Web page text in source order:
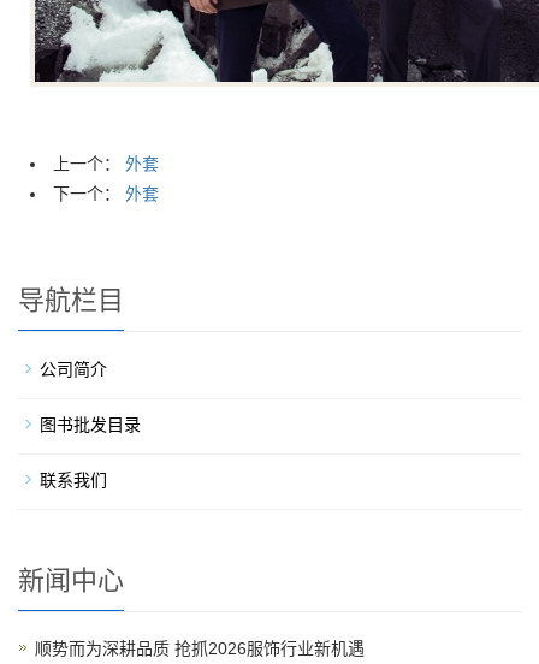
上一个： 外套
下一个： 外套
导航栏目
公司简介
图书批发目录
联系我们
新闻中心
顺势而为深耕品质 抢抓2026服饰行业新机遇